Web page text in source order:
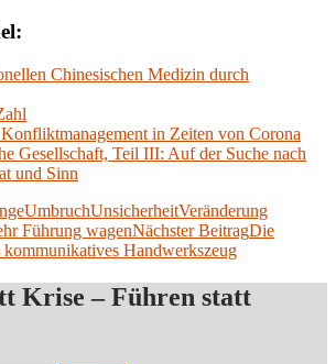
Chinesischen Medizin durch
in Zeiten von Corona
Gesellschaft, Teil III: Auf der Suche nach
und Sinn
UmbruchUnsicherheitVeränderung
Führung wagenNächster BeitragDie
kommunikatives Handwerkszeug
Krise – Führen statt